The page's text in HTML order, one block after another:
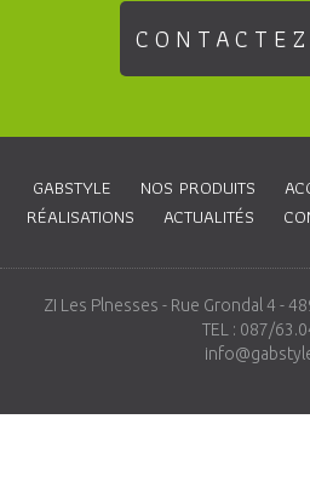
GABSTYLE NOS PRODUITS
RÉALISATIONS
ACTUALITÉS
ZI Les Plnesses - Rue Grondal 4 -
TEL : 087/